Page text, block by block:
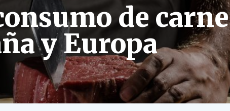
de carne
y Europa